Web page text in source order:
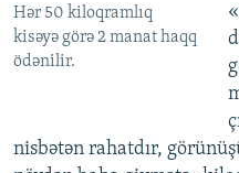
Hər 50 kiloqramlıq
kisəyə görə 2 manat haqq
ödənilir.
nisbətən rahatdır,